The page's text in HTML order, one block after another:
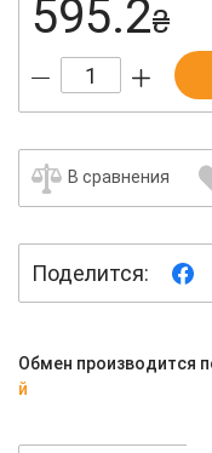
595.2₴
В сравнения
Поделится:
Обмен производится
й